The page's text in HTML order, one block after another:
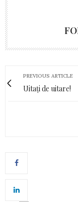
PREVIOUS ARTICLE
Uitați de uitare!